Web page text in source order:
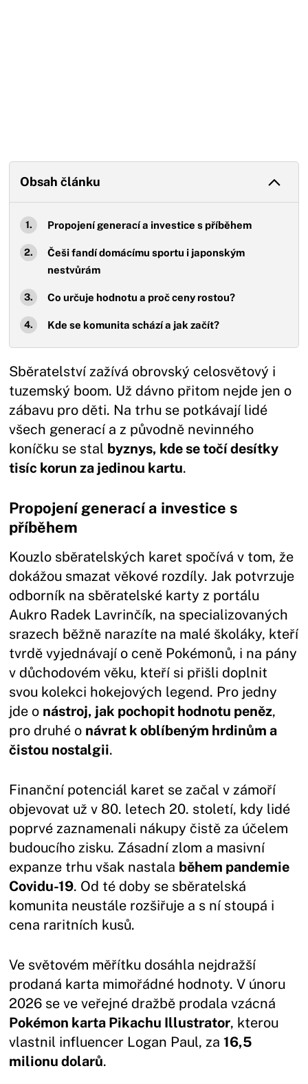
Obsah článku
Propojení generací a investice s příběhem
Češi fandí domácímu sportu i japonským
nestvůrám
Co určuje hodnotu a proč ceny rostou?
Kde se komunita schází a jak začít?
Sběratelství zažívá obrovský celosvětový i
tuzemský boom. Už dávno přitom nejde jen o
zábavu pro děti. Na trhu se potkávají lidé
všech generací a z původně nevinného
koníčku se stal byznys, kde se točí desítky
tisíc korun za jedinou kartu.
Propojení generací a investice s
příběhem
Kouzlo sběratelských karet spočívá v tom, že
dokážou smazat věkové rozdíly. Jak potvrzuje
odborník na sběratelské karty z portálu
Aukro Radek Lavrinčík, na specializovaných
srazech běžně narazíte na malé školáky, kteří
tvrdě vyjednávají o ceně Pokémonů, i na pány
v důchodovém věku, kteří si přišli doplnit
svou kolekci hokejových legend. Pro jedny
jde o nástroj, jak pochopit hodnotu peněz,
pro druhé o návrat k oblíbeným hrdinům a
čistou nostalgii.
Finanční potenciál karet se začal v zámoří
objevovat už v 80. letech 20. století, kdy lidé
poprvé zaznamenali nákupy čistě za účelem
budoucího zisku. Zásadní zlom a masivní
expanze trhu však nastala během pandemie
Covidu-19. Od té doby se sběratelská
komunita neustále rozšiřuje a s ní stoupá i
cena raritních kusů.
Ve světovém měřítku dosáhla nejdražší
prodaná karta mimořádné hodnoty. V únoru
2026 se ve veřejné dražbě prodala vzácná
Pokémon karta Pikachu Illustrator, kterou
vlastnil influencer Logan Paul, za16,5
milionu dolarů.